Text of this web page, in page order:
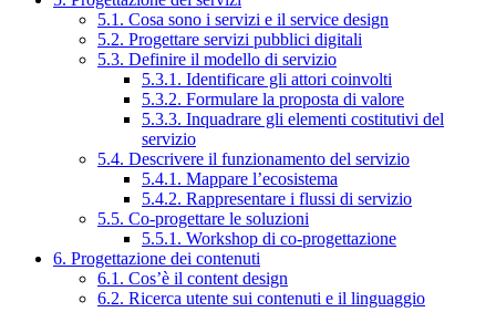
5.1. Cosa sono i servizi e il service design
5.2. Progettare servizi pubblici digitali
5.3. Definire il modello di servizio
5.3.1. Identificare gli attori coinvolti
5.3.2. Formulare la proposta di valore
5.3.3. Inquadrare gli elementi costitutivi del
servizio
5.4. Descrivere il funzionamento del servizio
5.4.1. Mappare l’ecosistema
5.4.2. Rappresentare i flussi di servizio
5.5. Co-progettare le soluzioni
5.5.1. Workshop di co-progettazione
6. Progettazione dei contenuti
6.1. Cos’è il content design
6.2. Ricerca utente sui contenuti e il linguaggio